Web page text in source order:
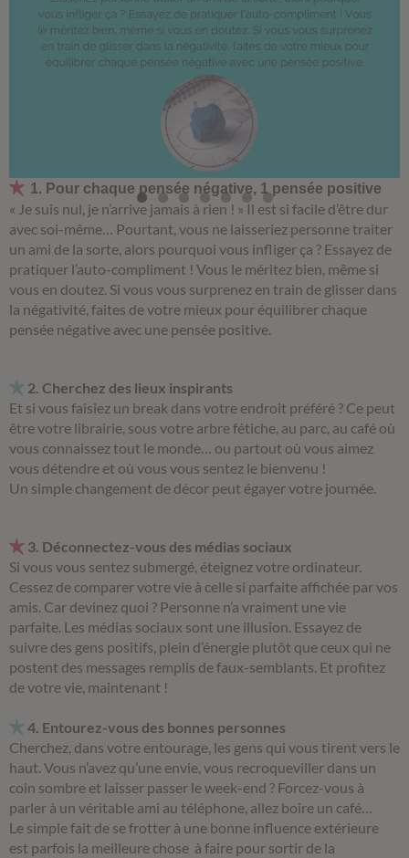
1. Pour chaque pensée négative, 1 pensée positive
« Je suis nul, je n’arrive jamais à rien ! » Il est si facile d’être dur
avec soi-même… Pourtant, vous ne laisseriez personne traiter
un ami de la sorte, alors pourquoi vous infliger ça ? Essayez de
pratiquer l’auto-compliment ! Vous le méritez bien, même si
vous en doutez. Si vous vous surprenez en train de glisser dans
la négativité, faites de votre mieux pour équilibrer chaque
pensée négative avec une pensée positive.
2. Cherchez des lieux inspirants
Et si vous faisiez un break dans votre endroit préféré ? Ce peut
être votre librairie, sous votre arbre fétiche, au parc, au café où
vous connaissez tout le monde… ou partout où vous aimez
vous détendre et où vous vous sentez le bienvenu !
Un simple changement de décor peut égayer votre journée.
3. Déconnectez-vous des médias sociaux
Si vous vous sentez submergé, éteignez votre ordinateur.
Cessez de comparer votre vie à celle si parfaite affichée par vos
amis. Car devinez quoi ? Personne n’a vraiment une vie
parfaite. Les médias sociaux sont une illusion. Essayez de
suivre des gens positifs, plein d’énergie plutôt que ceux qui ne
postent des messages remplis de faux-semblants. Et profitez
de votre vie, maintenant !
4. Entourez-vous des bonnes personnes
Cherchez, dans votre entourage, les gens qui vous tirent vers le
haut. Vous n’avez qu’une envie, vous recroqueviller dans un
coin sombre et laisser passer le week-end ? Forcez-vous à
parler à un véritable ami au téléphone, allez boire un café…
Le simple fait de se frotter à une bonne influence extérieure
est parfois la meilleure chose à faire pour sortir de la